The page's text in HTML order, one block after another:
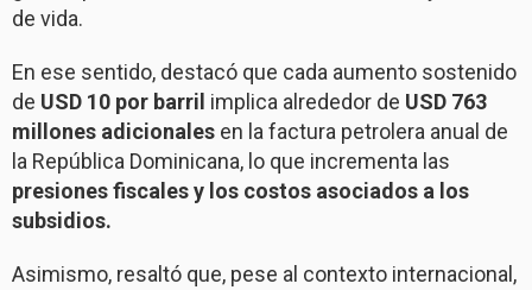
de vida.
En ese sentido, destacó que cada aumento sostenido
de USD 10 por barril implica alrededor de USD 763
millones adicionales en la factura petrolera anual de
la República Dominicana, lo que incrementa las
presiones fiscales y los costos asociados a los
subsidios.
Asimismo, resaltó que, pese al contexto internacional,